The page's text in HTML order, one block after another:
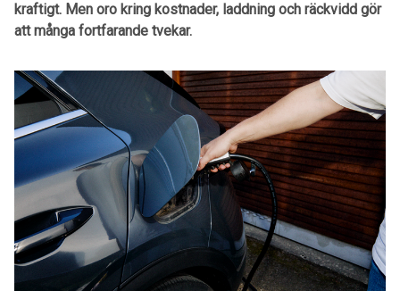
kraftigt. Men oro kring kostnader, laddning och räckvidd gör
att många fortfarande tvekar.